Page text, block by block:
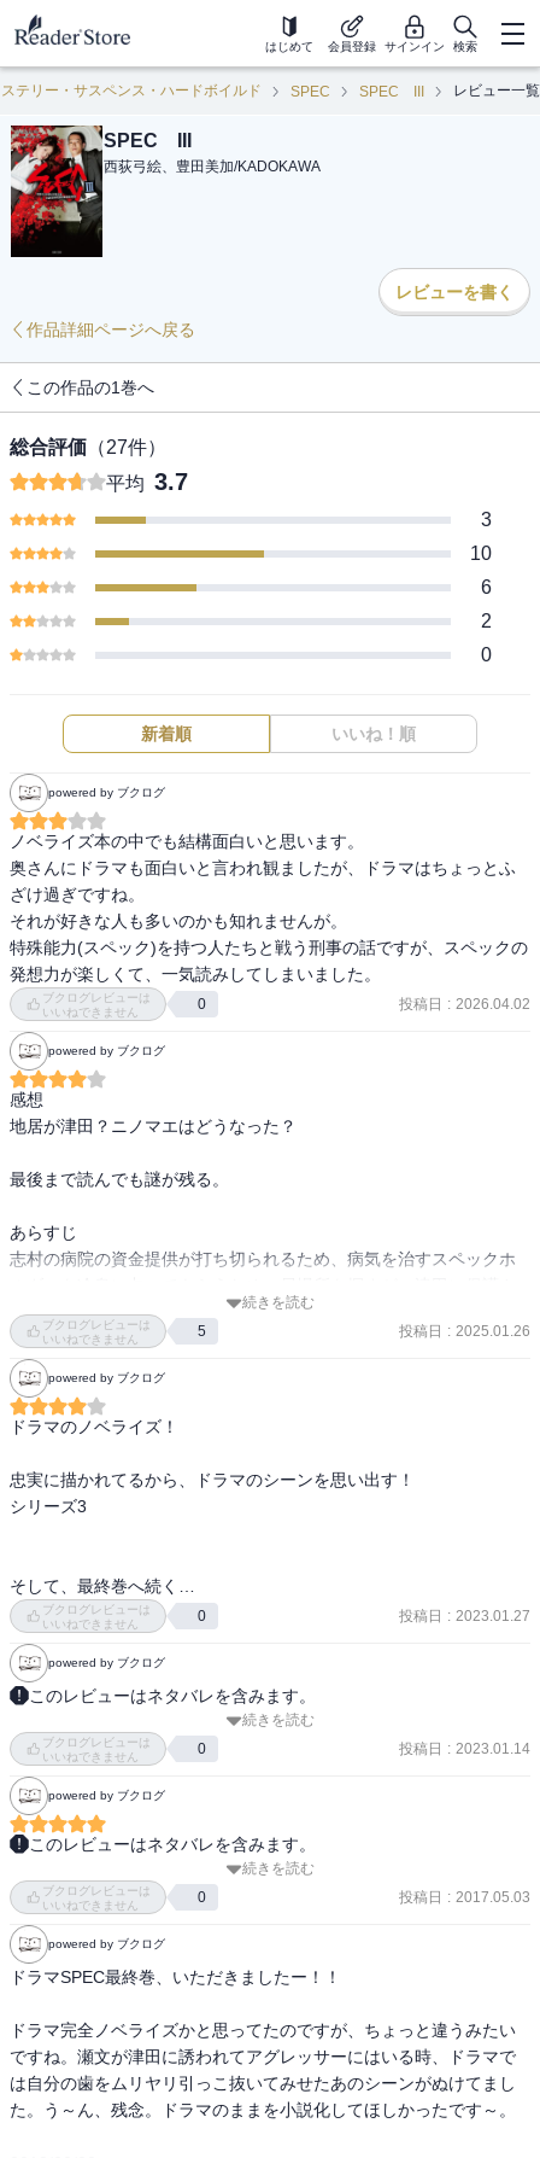
はじめて 会員登録 サインイン 検索
テリー・サスペンス・ハードボイルド SPEC SPEC III レビュー一覧
SPEC III
西荻弓絵、豊田美加/KADOKAWA
レビューを書く
作品詳細ページへ戻る
この作品の1巻へ
総合評価 （27件）
平均 3.7
3
10
6
2
0
新着順 いいね！順
powered by ブクログ
ノベライズ本の中でも結構面白いと思います。
奥さんにドラマも面白いと言われ観ましたが、ドラマはちょっとふ
ざけ過ぎですね。
それが好きな人も多いのかも知れませんが。
特殊能力(スペック)を持つ人たちと戦う刑事の話ですが、スペックの
発想力が楽しくて、一気読みしてしまいました。
ブクログレビューは
いいねできません
0 投稿日 : 2026.04.02
powered by ブクログ
感想
地居が津田？ニノマエはどうなった？
最後まで読んでも謎が残る。
あらすじ
志村の病院の資金提供が打ち切られるため、病気を治すスペックホ
れていた冷泉はサトリによって強奪される。
冷泉を奪還し、予言をもらう。当麻はニノマエを、瀬文は病を治す
ものから津田を連れてくるように指示される。津田を引き渡し、志
村は一時的に治るもすぐにスペックホルダーによって殺される。
ニノマエが暴走し始め、みんな止めようとするが、殺される。当麻
は、捨て身の作戦で毒を撒き、何倍ものスピードの中で生きるニノ
地居は当麻、瀬文、美鈴の記憶を書き換えて上手く振る舞うが、当
麻に記憶を書き換えていることを見破られる。最後は当麻の左手に
仕込まれた銃でやられる。
続きを読む
ブクログレビューは
いいねできません
5 投稿日 : 2025.01.26
powered by ブクログ
ドラマのノベライズ！
忠実に描かれてるから、ドラマのシーンを思い出す！
シリーズ3
そして、最終巻へ続く…
ブクログレビューは
いいねできません
0 投稿日 : 2023.01.27
powered by ブクログ
このレビューはネタバレを含みます。
傷付き合い、励まし合い、互いに思い合う。それぞれが生きる理
由。いくら邪魔されようが、「私」の心は、「俺」の痛みは全て覚
えている。SPECを私利私欲のために利用するクソヤロウには絶対負
けない！人間の可能性を信じる者と閉ざそうとする者の戦い。最強
のスペックホルダー、ニノマエ。闇の中でスペックホルダーを処理
してきた零課。大国同士のスペックホルーの奪い合い。各々の思惑
が交錯し、愛憎渦巻く中、当麻と瀬文は最後まで刑事として立ち向
かった。しかし、本当の物語はこれからだったのだ。
『翔』へ。
続きを読む
ブクログレビューは
いいねできません
0 投稿日 : 2023.01.14
powered by ブクログ
このレビューはネタバレを含みます。
Ⅰ～Ⅲ、一気読み。ここまでがきっと連ドラだったんだろう。GWの
帰省と東京の旅用に久々に本を借りた。薄いとはいえ、一気に3冊読
んで満足。面白かった。でもやっぱドラマが見たい。今後SPとか映
画版も借りてるので楽しみ。ほんと、時間はいくらあっても足りな
いわ。仕事なんかしてる場合じゃないのだ。
続きを読む
ブクログレビューは
いいねできません
0 投稿日 : 2017.05.03
powered by ブクログ
ドラマSPEC最終巻、いただきましたー！！
ドラマ完全ノベライズかと思ってたのですが、ちょっと違うみたい
ですね。瀬文が津田に誘われてアグレッサーにはいる時、ドラマで
は自分の歯をムリヤリ引っこ抜いてみせたあのシーンがぬけてまし
た。う～ん、残念。ドラマのままを小説化してほしかったです～。